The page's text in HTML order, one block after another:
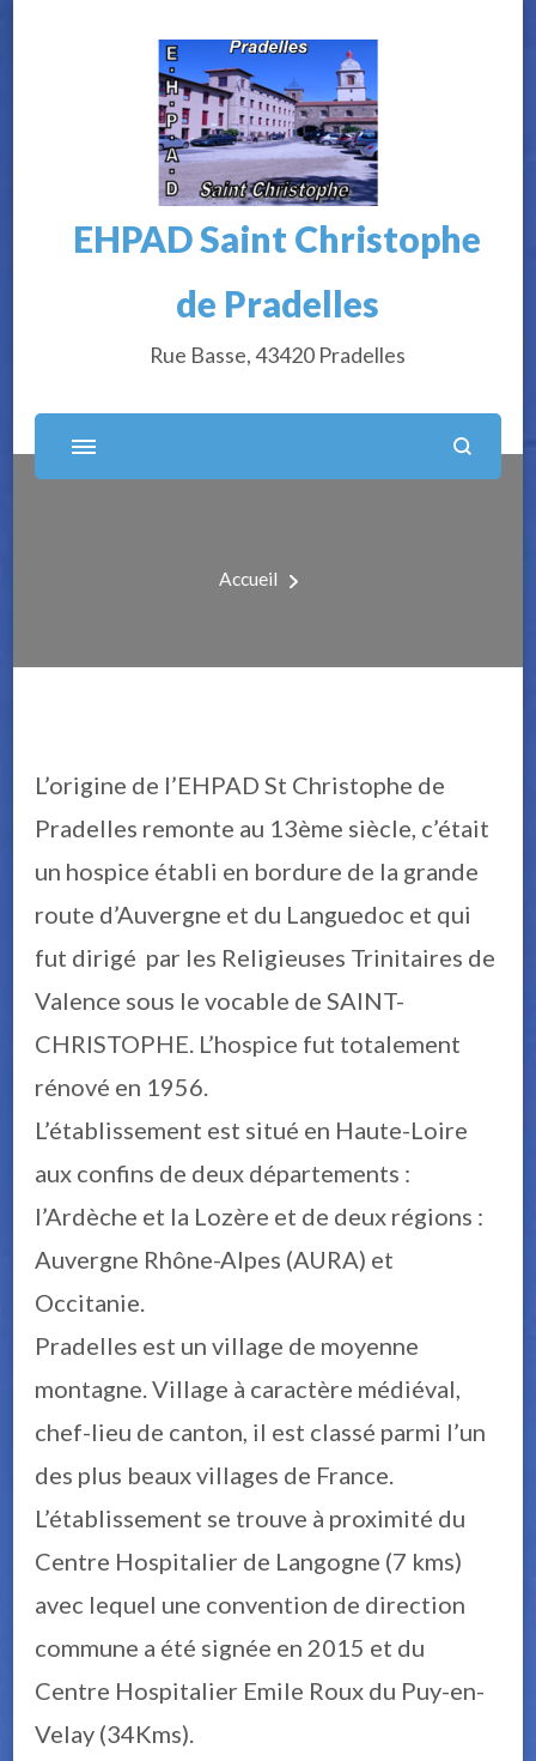
EHPAD Saint Christophe
de Pradelles
Rue Basse, 43420 Pradelles
Accueil
L’origine de l’EHPAD St Christophe de
Pradelles remonte au 13ème siècle, c’était
un hospice établi en bordure de la grande
route d’Auvergne et du Languedoc et qui
fut dirigé par les Religieuses Trinitaires de
Valence sous le vocable de SAINT-
CHRISTOPHE. L’hospice fut totalement
rénové en 1956.
L’établissement est situé en Haute-Loire
aux confins de deux départements :
l’Ardèche et la Lozère et de deux régions :
Auvergne Rhône-Alpes (AURA) et
Occitanie.
Pradelles est un village de moyenne
montagne. Village à caractère médiéval,
chef-lieu de canton, il est classé parmi l’un
des plus beaux villages de France.
L’établissement se trouve à proximité du
Centre Hospitalier de Langogne (7 kms)
avec lequel une convention de direction
commune a été signée en 2015 et du
Centre Hospitalier Emile Roux du Puy-en-
Velay (34Kms).